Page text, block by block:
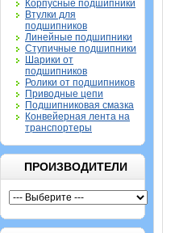
Корпусные подшипники
Втулки для
подшипников
Линейные подшипники
Ступичные подшипники
Шарики от
подшипников
Ролики от подшипников
Приводные цепи
Подшипниковая смазка
Конвейерная лента на
транспортеры
ПРОИЗВОДИТЕЛИ